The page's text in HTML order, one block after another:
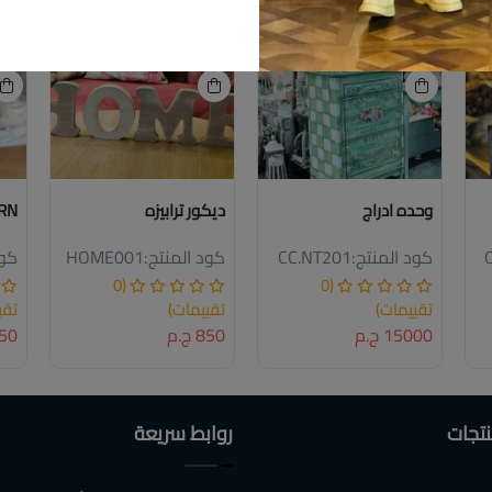
جديد
وحده ادراج
كود المنتج:CC.NT201
(0
تقييمات)
15000 ج.م
ديكور ترابيزه
كود المنتج:HOME001
(0
تقييمات)
850 ج.م
روابط سريعة